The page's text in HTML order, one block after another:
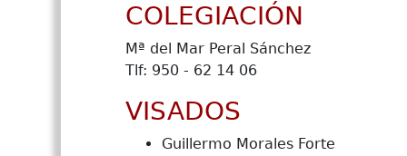
COLEGIACIÓN
Mª del Mar Peral Sánchez
Tlf: 950 - 62 14 06
VISADOS
Guillermo Morales Forte